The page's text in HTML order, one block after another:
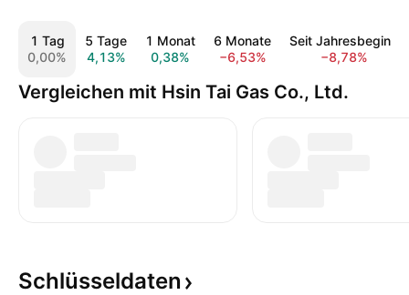
1 Tag
0,00%
5 Tage
4,13%
1 Monat
0,38%
6 Monate
−6,53%
Seit Jahresbeginn
−8,78%
Vergleichen mit Hsin Tai Gas Co., Ltd.
Schlüsseldaten